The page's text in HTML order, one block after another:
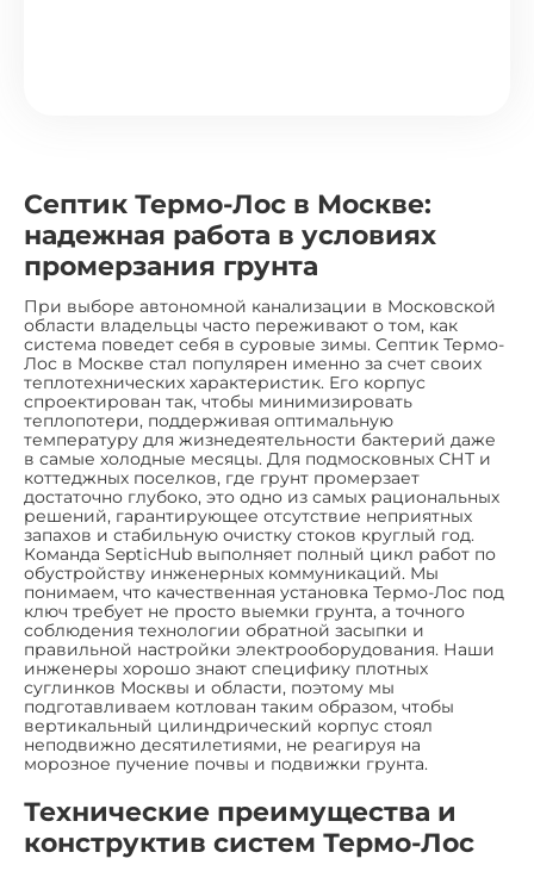
Септик Термо-Лос в Москве:
надежная работа в условиях
промерзания грунта
При выборе автономной канализации в Московской
области владельцы часто переживают о том, как
система поведет себя в суровые зимы. Септик Термо-
Лос в Москве стал популярен именно за счет своих
теплотехнических характеристик. Его корпус
спроектирован так, чтобы минимизировать
теплопотери, поддерживая оптимальную
температуру для жизнедеятельности бактерий даже
в самые холодные месяцы. Для подмосковных СНТ и
коттеджных поселков, где грунт промерзает
достаточно глубоко, это одно из самых рациональных
решений, гарантирующее отсутствие неприятных
запахов и стабильную очистку стоков круглый год.
Команда SepticHub выполняет полный цикл работ по
обустройству инженерных коммуникаций. Мы
понимаем, что качественная установка Термо-Лос под
ключ требует не просто выемки грунта, а точного
соблюдения технологии обратной засыпки и
правильной настройки электрооборудования. Наши
инженеры хорошо знают специфику плотных
суглинков Москвы и области, поэтому мы
подготавливаем котлован таким образом, чтобы
вертикальный цилиндрический корпус стоял
неподвижно десятилетиями, не реагируя на
морозное пучение почвы и подвижки грунта.
Технические преимущества и
конструктив систем Термо-Лос